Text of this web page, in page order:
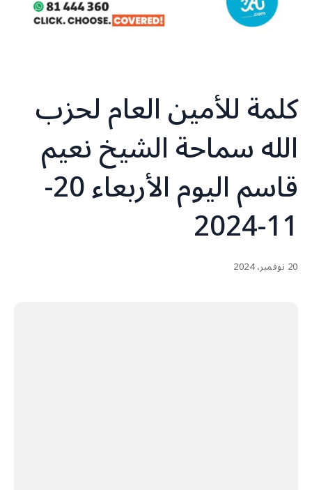
كلمة للأمين العام لحزب
الله سماحة الشيخ نعيم
قاسم اليوم الأربعاء 20-
11-2024
20 نوفمبر، 2024